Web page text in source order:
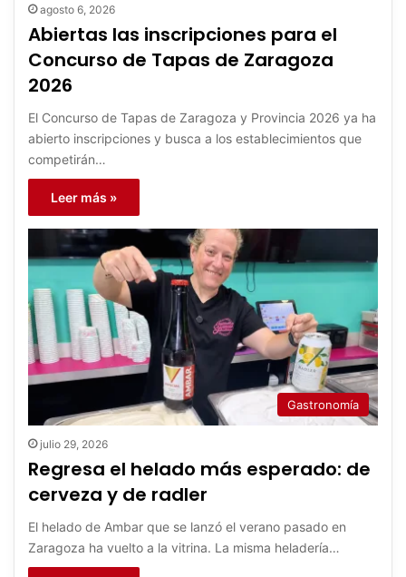
agosto 6, 2026
Abiertas las inscripciones para el
Concurso de Tapas de Zaragoza
2026
El Concurso de Tapas de Zaragoza y Provincia 2026 ya ha
abierto inscripciones y busca a los establecimientos que
competirán…
Leer más »
Gastronomía
julio 29, 2026
Regresa el helado más esperado: de
cerveza y de radler
El helado de Ambar que se lanzó el verano pasado en
Zaragoza ha vuelto a la vitrina. La misma heladería…